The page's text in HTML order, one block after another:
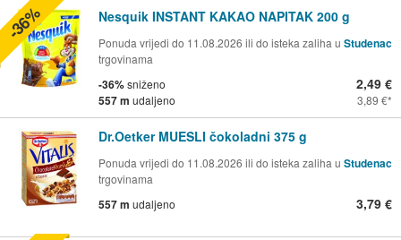
Nesquik INSTANT KAKAO NAPITAK 200 g
Ponuda vrijedi do 11.08.2026 ili do isteka zaliha u Studenac
trgovinama
-36%sniženo
557 m udaljeno
2,49 €
3,89 €
-36%
Dr.Oetker MUESLI čokoladni 375 g
Ponuda vrijedi do 11.08.2026 ili do isteka zaliha u Studenac
trgovinama
557 m udaljeno 3,79 €